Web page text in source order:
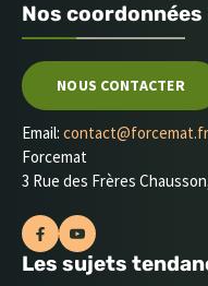
Nos coordonnées
NOUS CONTACTER
Email: contact@forcemat.fr
Forcemat
3 Rue des Frères
Les sujets